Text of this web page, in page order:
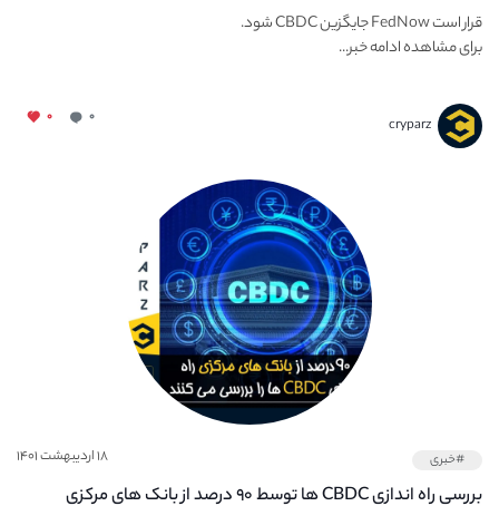
قرار است FedNow جایگزین CBDC شود.
برای مشاهده ادامه خبر...
cryparz ۰ ۰
#خبری ۱۸ اردیبهشت ۱۴۰۱
بررسی راه اندازی CBDC ها توسط ۹۰ درصد از بانک های مرکزی